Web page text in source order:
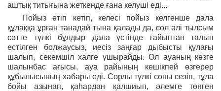
аштық титығына жеткенде ғана келуші еді...
Пойыз өтіп кетіп, келесі пойыз келгенше дала
құлаққа ұрған танадай тына қалады да, сол әлі тылсым
сәтте түлкі бұлдыр дала үстінде ғайыптан талып
естілген болжаусыз, иесіз заңғар дыбысты құлағы
шалып, секемшіл халге ұшырайды. Ол ауаның көзге
шалынбас ағысы, ауа райының кешікпей өзгерер
құбылысының хабары еді. Сорлы түлкі соны сезіп, тұла
бойы азынап, қаһардан қалшиып, әлемге төнген